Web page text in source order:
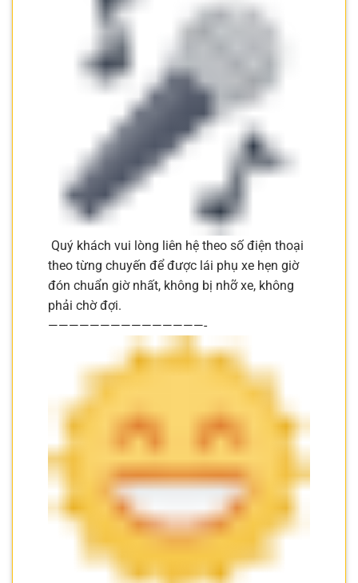
Quý khách vui lòng liên hệ theo số điện thoại
theo từng chuyến để được lái phụ xe hẹn giờ
đón chuẩn giờ nhất, không bị nhỡ xe, không
phải chờ đợi.
———————————————-